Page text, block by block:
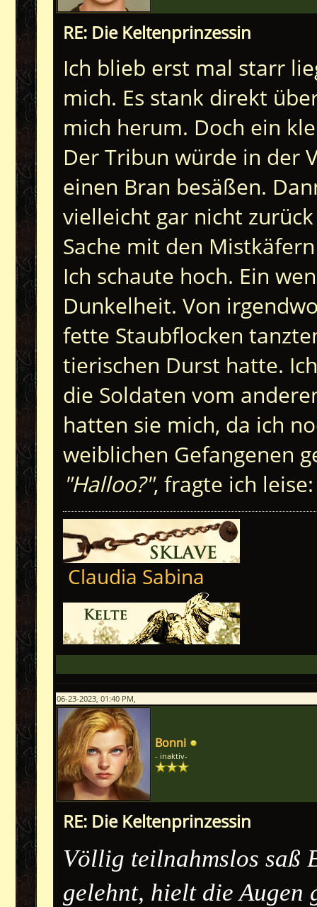
RE: Die Keltenprinzessin
Ich blieb erst mal starr
mich. Es stank direkt
mich herum. Doch ein
Der Tribun würde in der
einen Bran besäßen.
vielleicht gar nicht
Sache mit den
Ich schaute hoch. Ein
Dunkelheit. Von
fette Staubflocken
tierischen Durst hatte.
die Soldaten vom
hatten sie mich, da ich
weiblichen Gefangenen
"Halloo?", fragte ich
Claudia Sabina
06-23-2023, 01:40 PM,
Bonni
- inaktiv-
RE: Die Keltenprinzessin
Völlig teilnahmslos saß
gelehnt, hielt die Augen